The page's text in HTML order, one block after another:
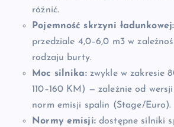
różnić.
Pojemność skrzyni ładunkowej:
przedziale 4,0–6,0 m3 w
rodzaju burty.
Moc silnika:zwykle w zakresie
110–160 KM) — zależnie od
norm emisji spalin (Stage/Euro).
Normy emisji:dostępne silniki